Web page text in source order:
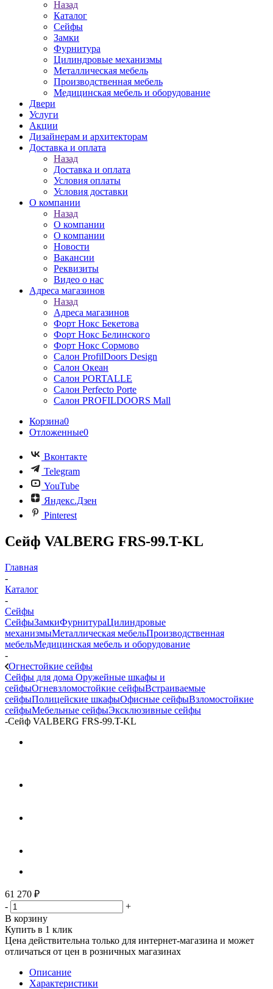
Назад
Каталог
Сейфы
Замки
Фурнитура
Цилиндровые механизмы
Металлическая мебель
Производственная мебель
Медицинская мебель и оборудование
Двери
Услуги
Акции
Дизайнерам и архитекторам
Доставка и оплата
Назад
Доставка и оплата
Условия оплаты
Условия доставки
О компании
Назад
О компании
О компании
Новости
Вакансии
Реквизиты
Видео о нас
Адреса магазинов
Назад
Адреса магазинов
Форт Нокс Бекетова
Форт Нокс Белинского
Форт Нокс Сормово
Салон ProfilDoors Design
Салон Океан
Салон PORTALLE
Салон Perfecto Portе
Салон PROFILDOORS Mall
Корзина0
Отложенные0
Вконтакте
Telegram
YouTube
Яндекс.Дзен
Pinterest
Сейф VALBERG FRS-99.T-KL
Главная
-
Каталог
-
Сейфы
СейфыЗамкиФурнитураЦилиндровые
механизмыМеталлическая мебельПроизводственная
мебельМедицинская мебель и оборудование
-
Огнестойкие сейфы
Сейфы для дома Оружейные шкафы и
сейфыОгневзломостойкие сейфыВстраиваемые
сейфыПолицейские шкафыОфисные сейфыВзломостойкие
сейфыМебельные сейфыЭксклюзивные сейфы
-Сейф VALBERG FRS-99.T-KL
61 270 ₽
-
+
В корзину
Купить в 1 клик
Цена действительна только для интернет-магазина и может
отличаться от цен в розничных магазинах
Описание
Характеристики